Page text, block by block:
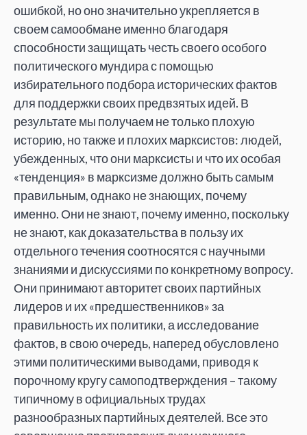
ошибкой, но оно значительно укрепляется в
своем самообмане именно благодаря
способности защищать честь своего особого
политического мундира с помощью
избирательного подбора исторических фактов
для поддержки своих предвзятых идей. В
результате мы получаем не только плохую
историю, но также и плохих марксистов: людей,
убежденных, что они марксисты и что их особая
«тенденция» в марксизме должно быть самым
правильным, однако не знающих, почему
именно. Они не знают, почему именно, поскольку
не знают, как доказательства в пользу их
отдельного течения соотносятся с научными
знаниями и дискуссиями по конкретному вопросу.
Они принимают авторитет своих партийных
лидеров и их «предшественников» за
правильность их политики, а исследование
фактов, в свою очередь, наперед обусловлено
этими политическими выводами, приводя к
порочному кругу самоподтверждения – такому
типичному в официальных трудах
разнообразных партийных деятелей. Все это